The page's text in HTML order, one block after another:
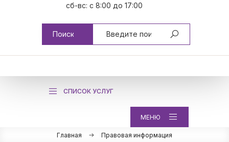
сб-вс: с 8:00 до 17:00
СПИСОК УСЛУГ
МЕНЮ
Главная Правовая информация